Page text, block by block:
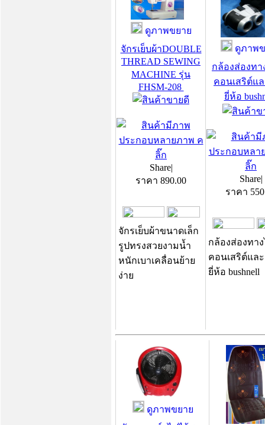
ดูภาพขยาย
จักรเย็บผ้าDOUBLE
THREAD SEWING
MACHINE รุ่น
FHSM-208
Share|
ราคา 890.00
จักรเย็บผ้าขนาดเล็ก
รูปทรงสวยงามน้ำ
หนักเบาเคลื่อนย้าย
ง่าย
ดูภาพ
กล้องส่องทา
คอนเสริต์แ
ยี่ห้อ
Share|
ราคา
กล้องส่องทา
คอนเสริต์แล
ยี่ห้อ bushnell
ดูภาพขยาย